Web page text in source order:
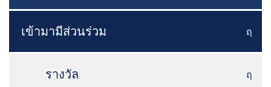
เข้ามามีส่วนร่วม สลับ
ฤ
รางวัล สลับ
ฤ